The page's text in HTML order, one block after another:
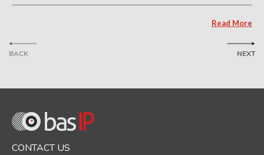
BACK
Read More
NEXT
CONTACT US